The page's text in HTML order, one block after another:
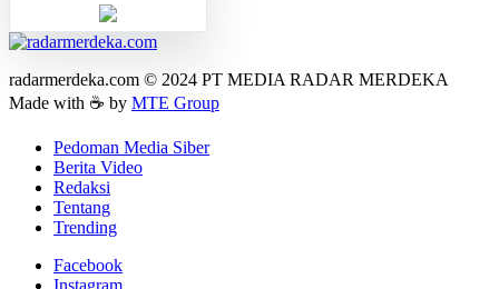
radarmerdeka.com © 2024 PT MEDIA RADAR MERDEKA
Made with ☕ by MTE Group
Pedoman Media Siber
Berita Video
Redaksi
Tentang
Trending
Facebook
Instagram